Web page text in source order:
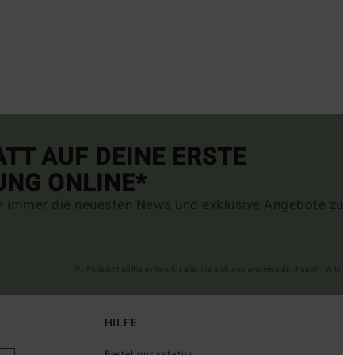
AUF DEINE ERSTE
ONLINE*
immer die neuesten News und exklusive Angebote zu
HILFE